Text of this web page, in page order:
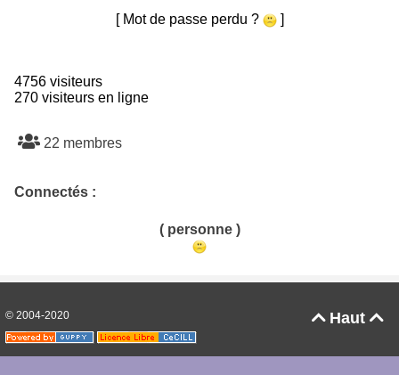
[ Mot de passe perdu ? ]
4756 visiteurs
270 visiteurs en ligne
22 membres
Connectés :
( personne )
Haut 
© 2004-2020